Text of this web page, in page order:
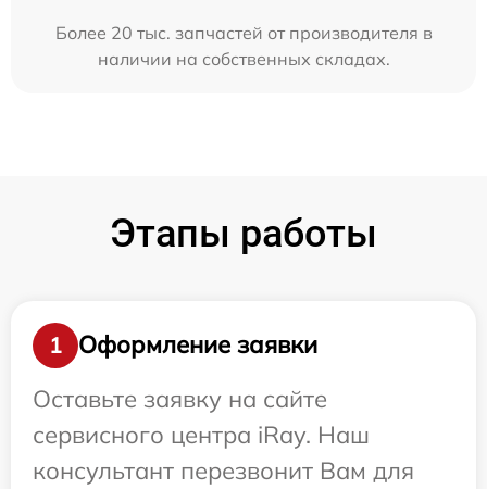
Более 20 тыс. запчастей от производителя в
наличии на собственных складах.
Этапы работы
1
Оформление заявки
Оставьте заявку на сайте
сервисного центра iRay. Наш
консультант перезвонит Вам для